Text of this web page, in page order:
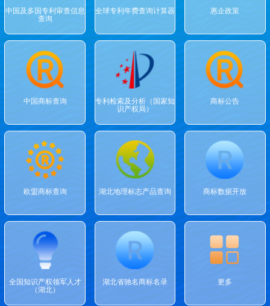
中国及多国专利审查信息
查询
全球专利年费查询计算器 惠企政策
中国商标查询
专利检索及分析（国家知
识产权局）
商标公告
欧盟商标查询 湖北地理标志产品查询 商标数据开放
全国知识产权领军人才
（湖北）
湖北省驰名商标名录 更多